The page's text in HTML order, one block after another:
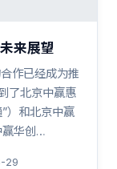
来展望
作已经成为推
了北京中赢惠
）和北京中赢
赢华创…
29